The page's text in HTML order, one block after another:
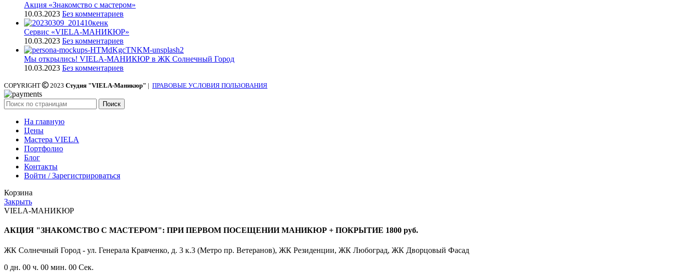
Акция «Знакомство с мастером»
10.03.2023 Без комментариев
Cервис «VIELA-МАНИКЮР»
10.03.2023 Без комментариев
Мы открылись! VIELA-МАНИКЮР в ЖК Солнечный Город
10.03.2023 Без комментариев
COPYRIGHT 2023 Студия "VIELA-Маникюр" | ПРАВОВЫЕ УСЛОВИЯ ПОЛЬЗОВАНИЯ
Поиск
На главную
Цены
Мастера VIELA
Портфолио
Блог
Контакты
Войти / Зарегистрироваться
Корзина
Закрыть
VIELA-МАНИКЮР
АКЦИЯ "ЗНАКОМСТВО С МАСТЕРОМ": ПРИ ПЕРВОМ ПОСЕЩЕНИИ МАНИКЮР + ПОКРЫТИЕ 1800 руб.
ЖК Солнечный Город - ул. Генерала Кравченко, д. 3 к.3 (Метро пр. Ветеранов), ЖК Резиденции, ЖК Любоград, ЖК Дворцовый Фасад
0 дн. 00 ч. 00 мин. 00 Сек.